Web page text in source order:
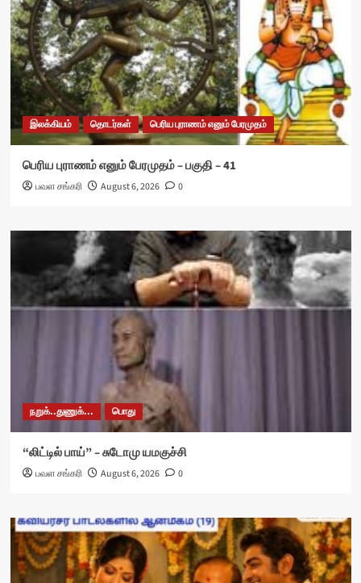
இலக்கியம் தொடர்கள் பெரிய புராணம் எனும் பேரமுதம்
பெரிய புராணம் எனும் பேரமுதம் – பகுதி – 41
பவள சங்கரி August 6, 2026 0
நறுக்..துணுக்... பொது
“லிட்டில் பாய்” – சுடோமு யமகுச்சி
பவள சங்கரி August 6, 2026 0